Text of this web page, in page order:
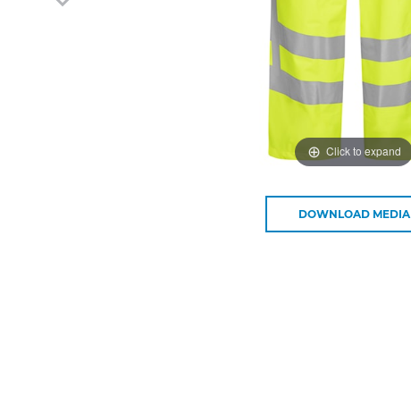
Click to expand
DOWNLOAD MEDIA